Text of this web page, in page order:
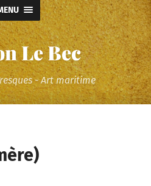
Le Bec
- Art maritime